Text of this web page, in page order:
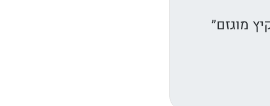
מוגזם״